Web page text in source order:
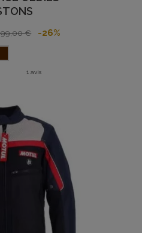
€ -26%
1 avis